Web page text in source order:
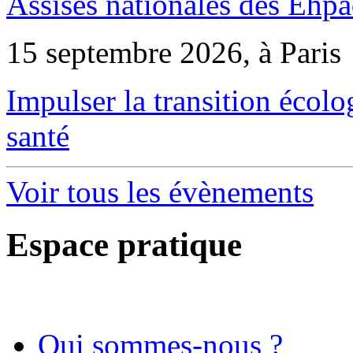
15 septembre 2026, à Paris
Impulser la transition
santé
Voir tous les évènements
Espace pratique
Qui sommes-nous ?